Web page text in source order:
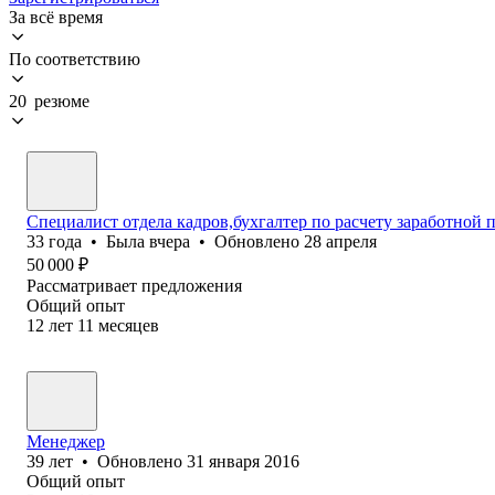
За всё время
По соответствию
20 резюме
Специалист отдела кадров,бухгалтер по расчету заработной
33 года • Была вчера • Обновлено 28 апреля
50 000 ₽
Рассматривает предложения
Общий опыт
12 лет 11 месяцев
Менеджер
39 лет • Обновлено 31 января 2016
Общий опыт